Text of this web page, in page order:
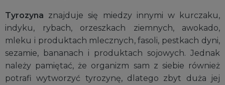
Tyrozyna znajduje się miedzy innymi w kurczaku,
indyku, rybach, orzeszkach ziemnych, awokado,
mleku i produktach mlecznych, fasoli, pestkach dyni,
sezamie, bananach i produktach sojowych. Jednak
należy pamiętać, że organizm sam z siebie również
potrafi wytworzyć tyrozynę, dlatego zbyt duża jej